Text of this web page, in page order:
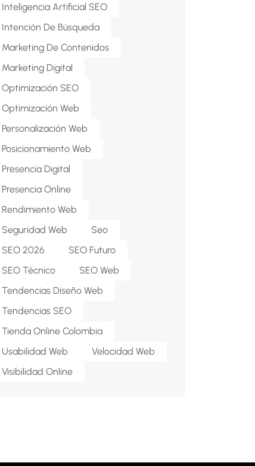
Inteligencia Artificial SEO
Intención De Búsqueda
Marketing De Contenidos
Marketing Digital
Optimización SEO
Optimización Web
Personalización Web
Posicionamiento Web
Presencia Digital
Presencia Online
Rendimiento Web
Seguridad Web
Seo
SEO 2026
SEO Futuro
SEO Técnico
SEO Web
Tendencias Diseño Web
Tendencias SEO
Tienda Online Colombia
Usabilidad Web
Velocidad Web
Visibilidad Online